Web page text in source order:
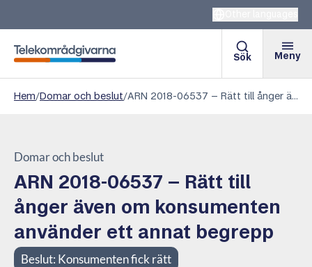
Telekområdgivarna
Sök Meny
Hem/Domar och beslut/ ARN 2018-06537 – Rätt till ånger även om konsumenten använder ett annat begrepp
Domar och beslut
ARN 2018-06537 – Rätt till
ånger även om konsumenten
använder ett annat begrepp
Beslut: Konsumenten fick rätt